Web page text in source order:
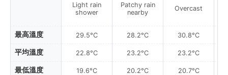
最高溫度
平均溫度
最低溫度
Light rain
shower
29.5°C
22.8°C
19.6°C
Patchy rain
nearby
28.2°C
23.2°C
20.2°C
Overcast
30.8°C
23.2°C
20.7°C